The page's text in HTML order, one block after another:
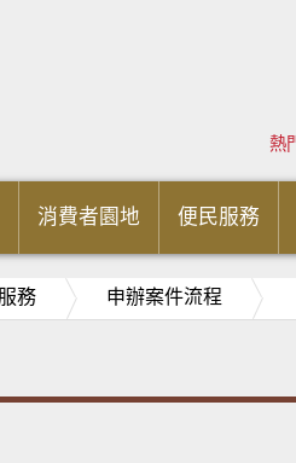
熱
消費者園地 便民服務
務 申辦案件流程